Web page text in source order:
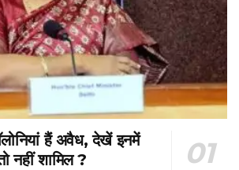
हैं अवैध, देखें इनमें
नहीं शामिल ?